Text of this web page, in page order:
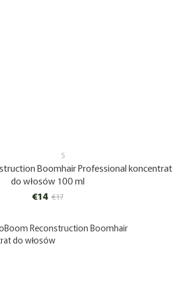
5
Boomhair Professional koncentrat
do włosów 100 ml
€14 €17